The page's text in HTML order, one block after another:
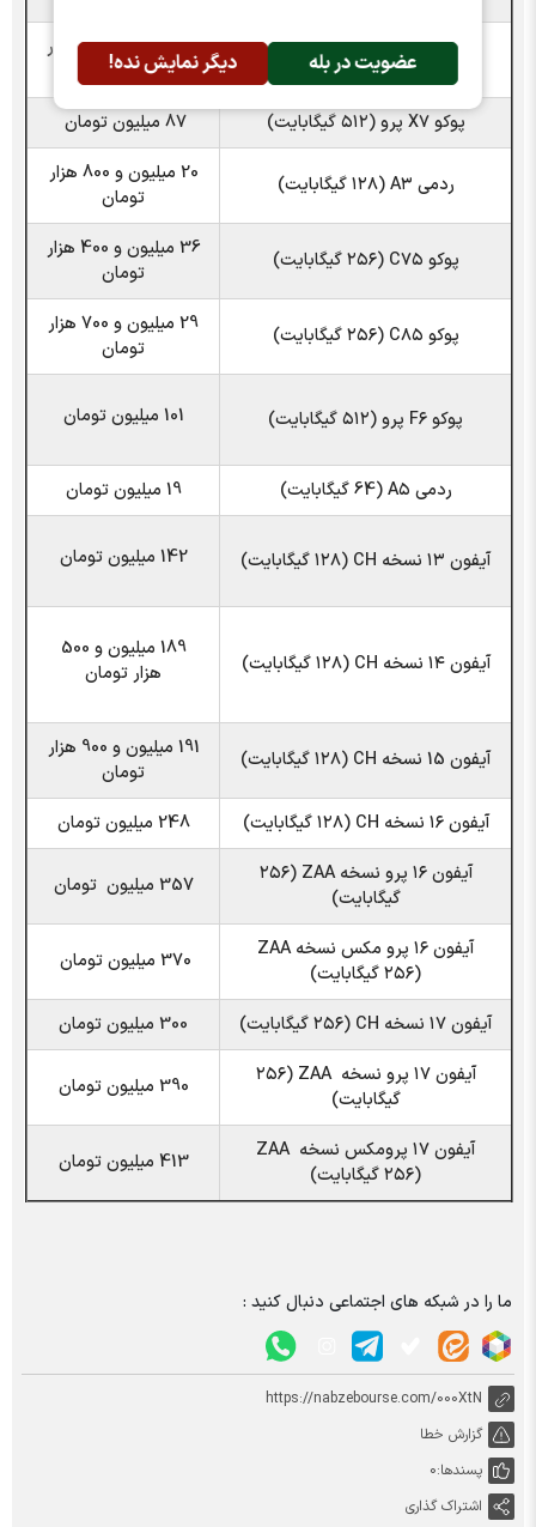
عضویت در بله دیگر نمایش نده! ردمی ۱۵ (۲۵۶ گیگابایت)
34 میلیون و 900 هزار
تومان
پوکو X۷ پرو (۵۱۲ گیگابایت)
87 میلیون تومان
ردمی A۳ (۱۲۸ گیگابایت)
20 میلیون و 800 هزار
تومان
پوکو C۷۵ (۲۵۶ گیگابایت)
36 میلیون و 400 هزار
تومان
پوکو C۸۵ (۲۵۶ گیگابایت)
29 میلیون و 700 هزار
تومان
پوکو F۶ پرو (۵۱۲ گیگابایت) 101 میلیون تومان
ردمی A۵ (64 گیگابایت) 19 میلیون تومان
آیفون ۱۳ نسخه CH (۱۲۸ گیگابایت) 142 میلیون تومان
آیفون ۱۴ نسخه CH (۱۲۸ گیگابایت)
189 میلیون و 500
هزار تومان
آیفون 15 نسخه CH (۱۲۸ گیگابایت)
191 میلیون و 900 هزار
تومان
آیفون ۱۶ نسخه CH (۱۲۸ گیگابایت)
248 میلیون تومان
آیفون ۱۶ پرو نسخه ZAA (۲۵۶
گیگابایت)
357 میلیون تومان
آیفون ۱۶ پرو مکس نسخه ZAA
(۲۵۶ گیگابایت)
370 میلیون تومان
آیفون ۱۷ نسخه CH (۲۵۶ گیگابایت)
300 میلیون تومان
آیفون ۱۷ پرو نسخه ZAA (۲۵۶
گیگابایت)
390 میلیون تومان
آیفون ۱۷ پرومکس نسخه ZAA
(۲۵۶ گیگابایت)
413 میلیون تومان
ما را در شبکه های اجتماعی دنبال کنید :
https://nabzebourse.com/000XtN
گزارش خطا
پسندها:0
اشتراک گذاری